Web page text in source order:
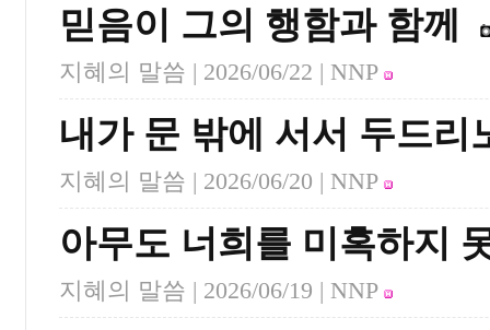
믿음이 그의 행함과 함께
지혜의 말씀 | 2026/06/22 | NNP
내가 문 밖에 서서 두드리
지혜의 말씀 | 2026/06/20 | NNP
아무도 너희를 미혹하지
지혜의 말씀 | 2026/06/19 | NNP